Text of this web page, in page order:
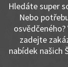
Hledáte super
Nebo
zadejte
nabídek našich